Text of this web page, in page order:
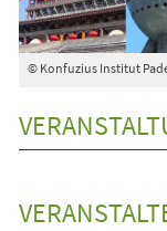
© Konfuzius Institut